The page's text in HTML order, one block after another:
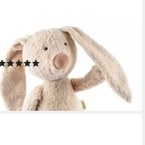
Kuscheltier Hase für Kinder
Unisex (1-St)
(1)
62,95 €
lieferbar - in 3-4 Werktagen bei dir